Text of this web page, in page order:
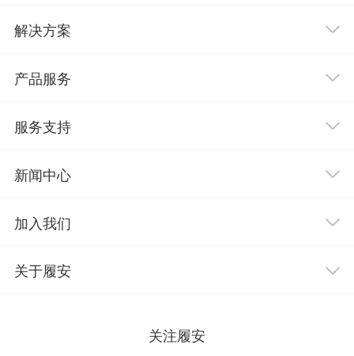
解决方案
产品服务
服务支持
新闻中心
加入我们
关于履安
关注履安